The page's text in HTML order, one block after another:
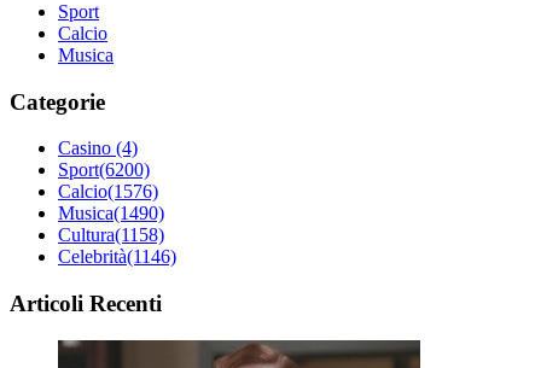
Sport
Calcio
Musica
Categorie
Casino (4)
Sport(6200)
Calcio(1576)
Musica(1490)
Cultura(1158)
Celebrità(1146)
Articoli Recenti